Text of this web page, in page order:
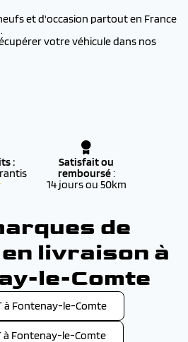
et d'occasion partout en France
votre véhicule dans nos
:
Satisfait ou
remboursé:
14 jours ou 50km
de
livraison à
le-Comte
à Fontenay-le-Comte
à Fontenay-le-Comte